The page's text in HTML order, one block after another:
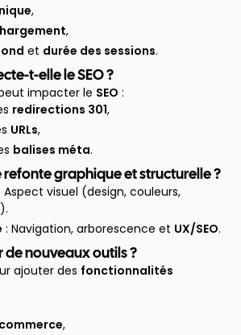
,
,
et durée des sessions.
t-elle le SEO ?
impacter le SEO :
redirections 301,
URLs,
balises méta.
refonte graphique et structurelle ?
Aspect visuel (design, couleurs,
: Navigation, arborescence et UX/SEO.
de nouveaux outils ?
ajouter des fonctionnalités
,